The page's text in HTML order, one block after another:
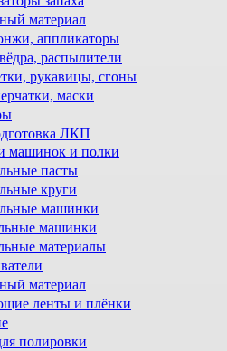
материал
аппликаторы
распылители
рукавицы, сгоны
маски
ЛКП
машинок и полки
пасты
круги
машинки
машинки
материалы
материал
ленты и плёнки
полировки